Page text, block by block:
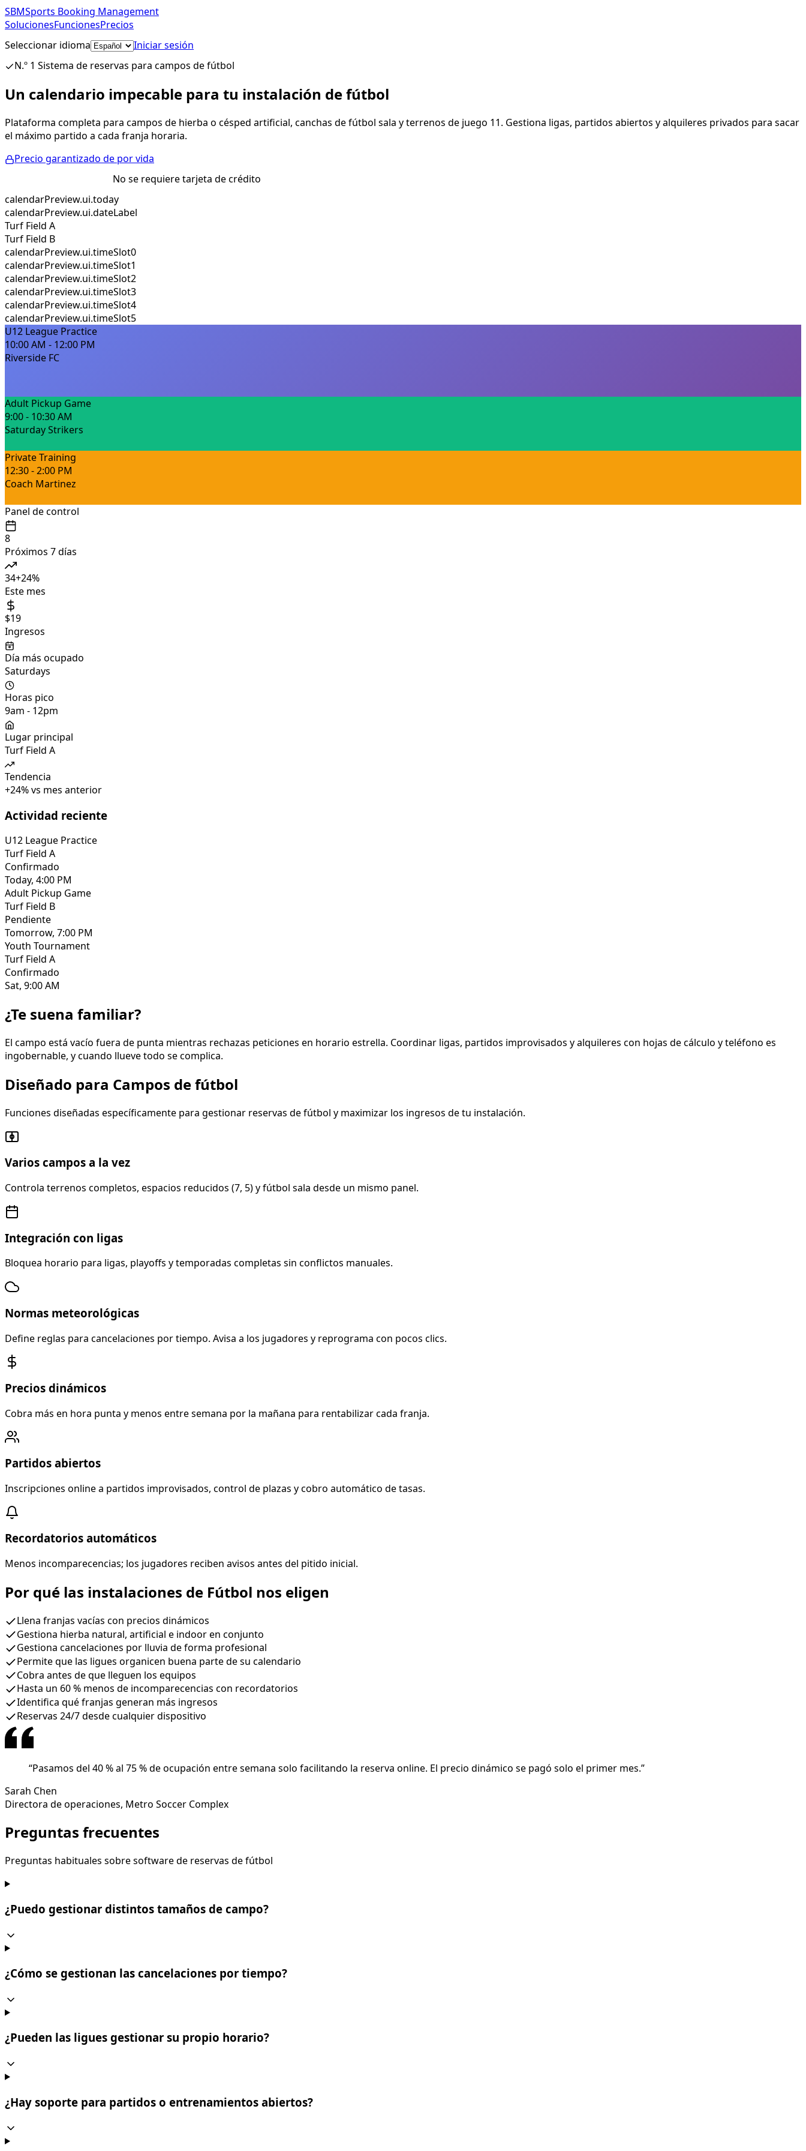
SBMSports Booking Management
SolucionesFuncionesPrecios
Seleccionar idioma
Iniciar sesión
N.º 1 Sistema de reservas para campos de fútbol
Un calendario impecable para tu instalación de fútbol
Plataforma completa para campos de hierba o césped artificial, canchas de fútbol sala y terrenos de juego 11. Gestiona ligas, partidos abiertos y alquileres privados para sacar
el máximo partido a cada franja horaria.
Precio garantizado de por vida
No se requiere tarjeta de crédito
calendarPreview.ui.today
calendarPreview.ui.dateLabel
Turf Field A
Turf Field B
calendarPreview.ui.timeSlot0
calendarPreview.ui.timeSlot1
calendarPreview.ui.timeSlot2
calendarPreview.ui.timeSlot3
calendarPreview.ui.timeSlot4
calendarPreview.ui.timeSlot5
U12 League Practice
10:00 AM - 12:00 PM
Riverside FC
Adult Pickup Game
9:00 - 10:30 AM
Saturday Strikers
Private Training
12:30 - 2:00 PM
Coach Martinez
Panel de control
8
Próximos 7 días
34+24%
Este mes
$19
Ingresos
Día más ocupado
Saturdays
Horas pico
9am - 12pm
Lugar principal
Turf Field A
Tendencia
+24%vs mes anterior
Actividad reciente
U12 League Practice
Turf Field A
Confirmado
Today, 4:00 PM
Adult Pickup Game
Turf Field B
Pendiente
Tomorrow, 7:00 PM
Youth Tournament
Turf Field A
Confirmado
Sat, 9:00 AM
¿Te suena familiar?
El campo está vacío fuera de punta mientras rechazas peticiones en horario estrella. Coordinar ligas, partidos improvisados y alquileres con hojas de cálculo y teléfono es
ingobernable, y cuando llueve todo se complica.
Diseñado para Campos de fútbol
Funciones diseñadas específicamente para gestionar reservas de fútbol y maximizar los ingresos de tu instalación.
Varios campos a la vez
Controla terrenos completos, espacios reducidos (7, 5) y fútbol sala desde un mismo panel.
Integración con ligas
Bloquea horario para ligas, playoffs y temporadas completas sin conflictos manuales.
Normas meteorológicas
Define reglas para cancelaciones por tiempo. Avisa a los jugadores y reprograma con pocos clics.
Precios dinámicos
Cobra más en hora punta y menos entre semana por la mañana para rentabilizar cada franja.
Partidos abiertos
Inscripciones online a partidos improvisados, control de plazas y cobro automático de tasas.
Recordatorios automáticos
Menos incomparecencias; los jugadores reciben avisos antes del pitido inicial.
Por qué las instalaciones de Fútbol nos eligen
Llena franjas vacías con precios dinámicos
Gestiona hierba natural, artificial e indoor en conjunto
Gestiona cancelaciones por lluvia de forma profesional
Permite que las ligues organicen buena parte de su calendario
Cobra antes de que lleguen los equipos
Hasta un 60 % menos de incomparecencias con recordatorios
Identifica qué franjas generan más ingresos
Reservas 24/7 desde cualquier dispositivo
“Pasamos del 40 % al 75 % de ocupación entre semana solo facilitando la reserva online. El precio dinámico se pagó solo el primer mes.”
Sarah Chen
Directora de operaciones, Metro Soccer Complex
Preguntas frecuentes
Preguntas habituales sobre software de reservas de fútbol
¿Puedo gestionar distintos tamaños de campo?
¿Cómo se gestionan las cancelaciones por tiempo?
¿Pueden las ligues gestionar su propio horario?
¿Hay soporte para partidos o entrenamientos abiertos?